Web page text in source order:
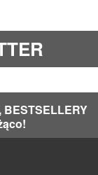
BESTSELLERY